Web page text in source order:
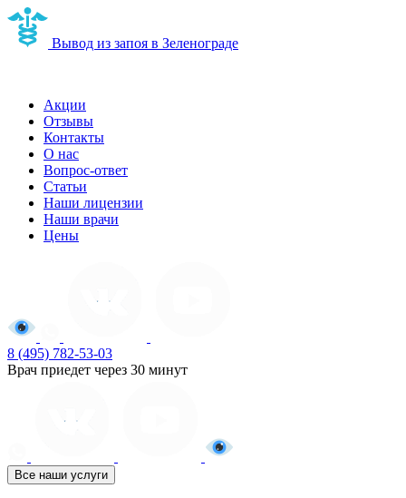
Вывод из запоя в Зеленограде
Акции
Отзывы
Контакты
О нас
Вопрос-ответ
Статьи
Наши лицензии
Наши врачи
Цены
8 (495) 782-53-03
Врач приедет через 30 минут
Все наши услуги